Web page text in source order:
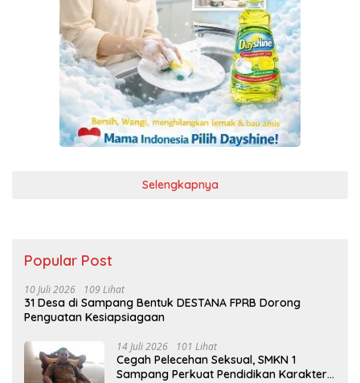
Selengkapnya
Popular Post
10 Juli 2026 109 Lihat
31 Desa di Sampang Bentuk DESTANA FPRB Dorong
Penguatan Kesiapsiagaan
14 Juli 2026 101 Lihat
Cegah Pelecehan Seksual, SMKN 1
Sampang Perkuat Pendidikan Karakter